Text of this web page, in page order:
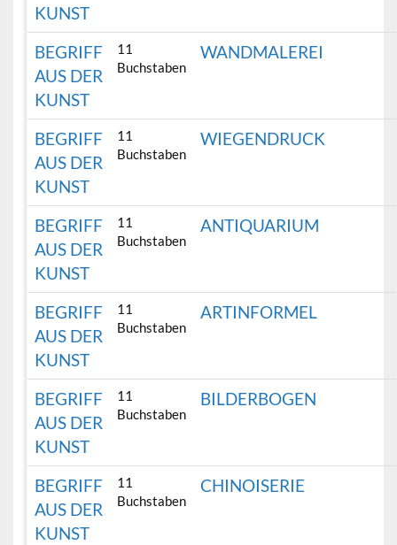
KUNST
BEGRIFF
AUS DER
KUNST
11
Buchstaben
WANDMALEREI
BEGRIFF
AUS DER
KUNST
11
Buchstaben
WIEGENDRUCK
BEGRIFF
AUS DER
KUNST
11
Buchstaben
ANTIQUARIUM
BEGRIFF
AUS DER
KUNST
11
Buchstaben
ARTINFORMEL
BEGRIFF
AUS DER
KUNST
11
Buchstaben
BILDERBOGEN
BEGRIFF
AUS DER
KUNST
11
Buchstaben
CHINOISERIE